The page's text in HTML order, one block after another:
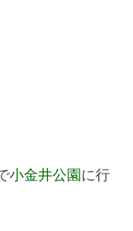
小金井公園に行